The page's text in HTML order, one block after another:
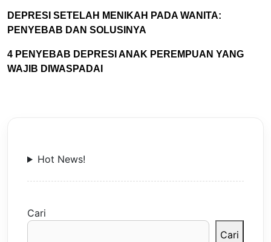
DEPRESI SETELAH MENIKAH PADA WANITA:
PENYEBAB DAN SOLUSINYA
4 PENYEBAB DEPRESI ANAK PEREMPUAN YANG
WAJIB DIWASPADAI
Hot News!
Cari
Cari